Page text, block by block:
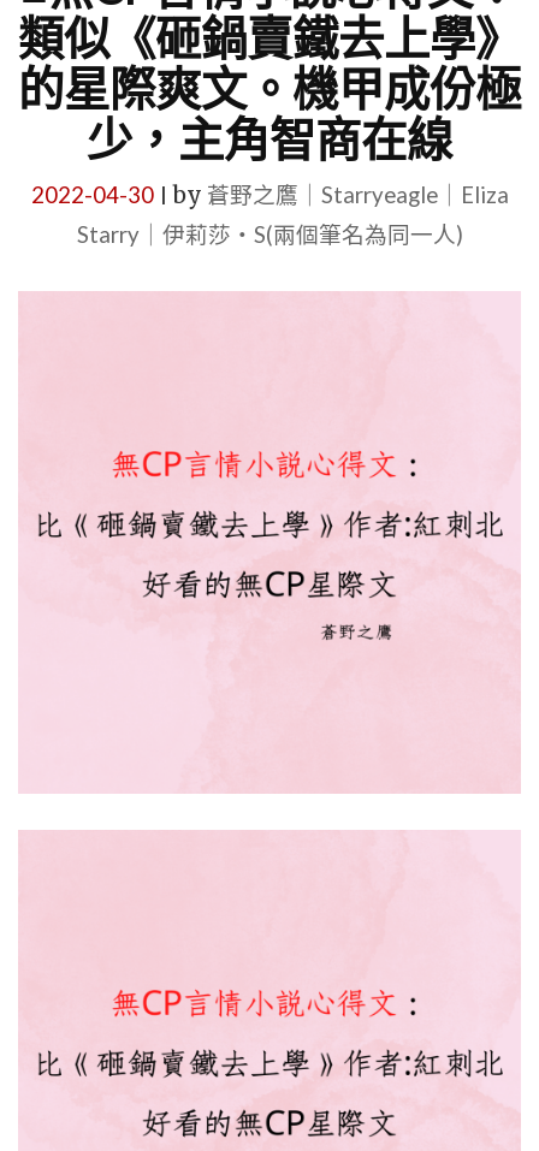
類似《砸鍋賣鐵去上學》
的星際爽文。機甲成份極
少，主角智商在線
2022-04-30| by 蒼野之鷹｜Starryeagle｜Eliza
Starry｜伊莉莎・S(兩個筆名為同一人)